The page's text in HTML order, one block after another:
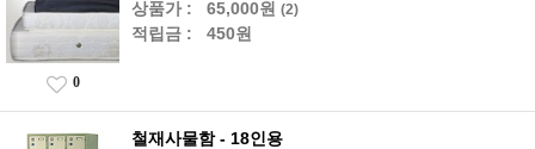
상품가 : 65,000원 (2)
적립금 : 450원
0
철재사물함 - 18인용